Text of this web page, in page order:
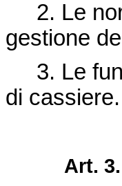
2. Le
gestione
3. Le
di cassiere.
Art. 3.